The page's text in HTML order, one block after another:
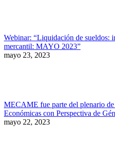
Webinar: “Liquidación de sueldos:
mercantil: MAYO 2023”
mayo 23, 2023
MECAME fue parte del plenario
Económicas con Perspectiva de
mayo 22, 2023